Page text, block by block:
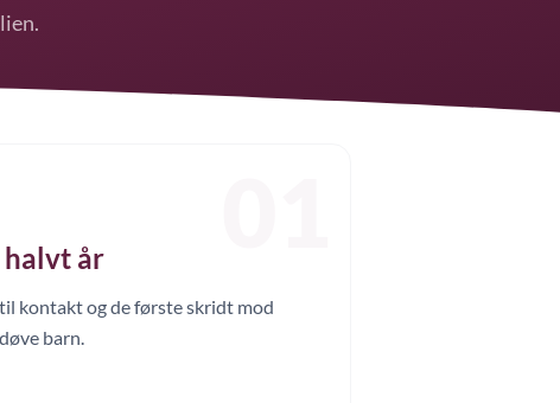
år
kontakt og de første skridt mod
barn.